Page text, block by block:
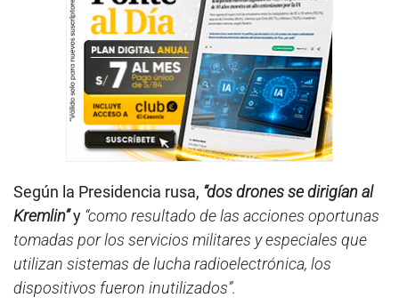
Según la Presidencia rusa, “dos drones se dirigían al
Kremlin”y “como resultado de las acciones oportunas
tomadas por los servicios militares y especiales que
utilizan sistemas de lucha radioelectrónica, los
dispositivos fueron inutilizados”.